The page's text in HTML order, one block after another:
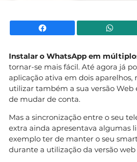
Facebook
Instalar o WhatsApp em
tornar-se mais fácil. Até agora já
aplicação ativa em dois aparelhos,
utilizar também a sua versão
de mudar de conta.
Mas a sincronização entre o seu
extra ainda apresentava algumas
exemplo ter de manter o seu
durante a utilização da versão web